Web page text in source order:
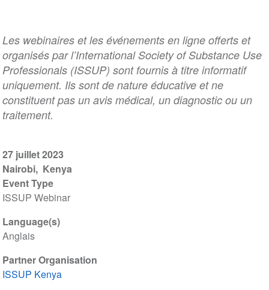
27 juillet 2023
Nairobi Kenya
Event Type
ISSUP Webinar
Language(s)
Anglais
Partner Organisation
ISSUP Kenya
Les webinaires et les événements en ligne offerts et
organisés par l’International Society of Substance Use
Professionals (ISSUP) sont fournis à titre informatif
uniquement. Ils sont de nature éducative et ne
constituent pas un avis médical, un diagnostic ou un
traitement.